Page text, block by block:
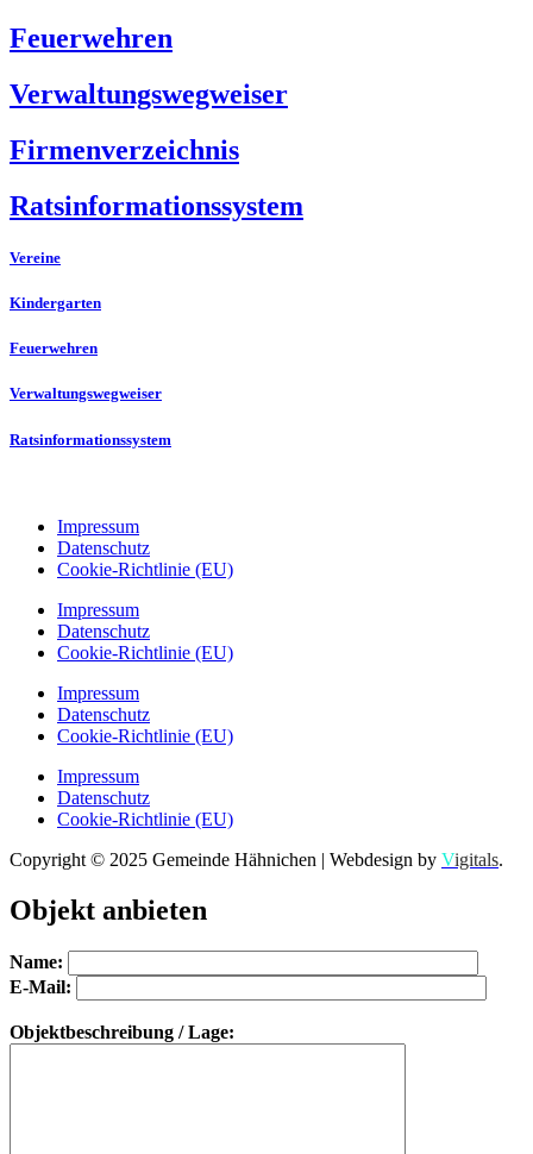
Feuerwehren
Verwaltungswegweiser
Firmenverzeichnis
Ratsinformationssystem
Vereine
Kindergarten
Feuerwehren
Verwaltungswegweiser
Ratsinformationssystem
Impressum
Datenschutz
Cookie-Richtlinie (EU)
Impressum
Datenschutz
Cookie-Richtlinie (EU)
Impressum
Datenschutz
Cookie-Richtlinie (EU)
Impressum
Datenschutz
Cookie-Richtlinie (EU)
Copyright © 2025 Gemeinde Hähnichen | Webdesign by Vigitals.
Objekt anbieten
Bitte lasse dieses Feld leer.
Bitte lasse dieses Feld leer.
Name:
E-Mail:
Objektbeschreibung / Lage: